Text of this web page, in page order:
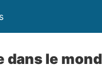
dans le